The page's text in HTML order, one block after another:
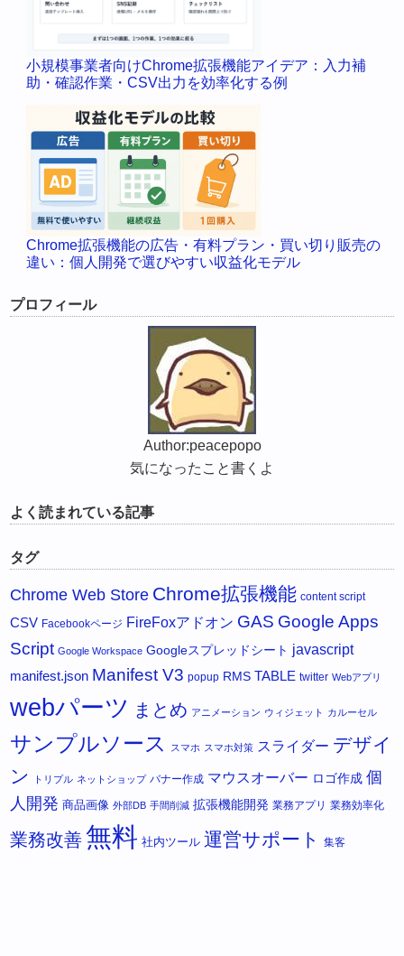
小規模事業者向けChrome拡張機能アイデア：入力補
助・確認作業・CSV出力を効率化する例
Chrome拡張機能の広告・有料プラン・買い切り販売の
違い：個人開発で選びやすい収益化モデル
プロフィール
Author:peacepopo
気になったこと書くよ
よく読まれている記事
タグ
Chrome Web Store Chrome拡張機能 content script
CSV Facebookページ FireFoxアドオン GAS Google Apps
Script Google Workspace Googleスプレッドシート javascript
manifest.json Manifest V3 popup RMS TABLE twitter Webアプリ
webパーツ まとめ アニメーション ウィジェット カルーセル
サンプルソース スマホ スマホ対策 スライダー デザイ
ン
トリプル ネットショップ バナー作成 マウスオーバー ロゴ作成 個
人開発 商品画像 外部DB 手間削減 拡張機能開発 業務アプリ 業務効率化
業務改善無料 社内ツール 運営サポート 集客